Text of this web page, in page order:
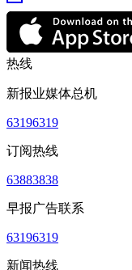
热线
新报业媒体总机
63196319
订阅热线
63883838
早报广告联系
63196319
新闻热线